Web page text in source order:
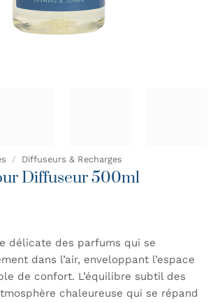
/ Diffuseurs & Recharges
Diffuseur 500ml
délicate des parfums qui se
dans l’air, enveloppant l’espace
de confort. L’équilibre subtil des
chaleureuse qui se répand